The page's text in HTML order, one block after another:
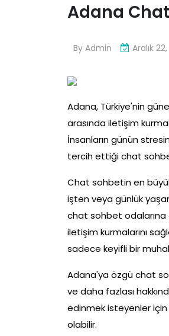
Adana
By Admin Aralık
Adana, Türkiye'nin
arasında iletişim
İnsanların günün
tercih ettiği chat
Chat sohbetin en
işten veya günlük
chat sohbet odalarına
iletişim kurmalarını
sadece keyifli bir
Adana'ya özgü chat
ve daha fazlası
edinmek isteyenler için
olabilir.